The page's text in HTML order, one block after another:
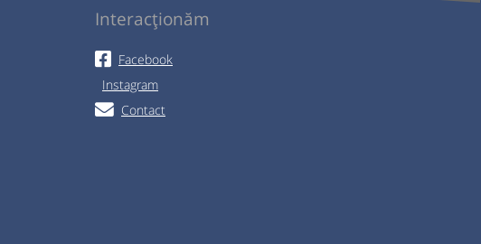
Interacționăm
Facebook
Instagram
Contact